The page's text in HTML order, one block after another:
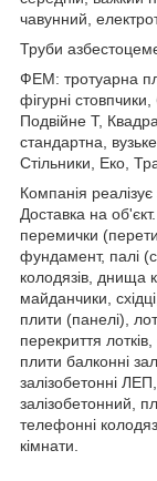
чавунний,
Труби
ФЕМ: тротуарна
фігурні
Подвійне Т,
стандартна,
Стільники, Еко,
Компанія реалізує
Доставка на
перемички
фундамент, палі
колодязів, днища
майданчики,
плити (панелі),
перекриття
плити балконні
залізобетонні
залізобетонний,
телефонні
кімнати.